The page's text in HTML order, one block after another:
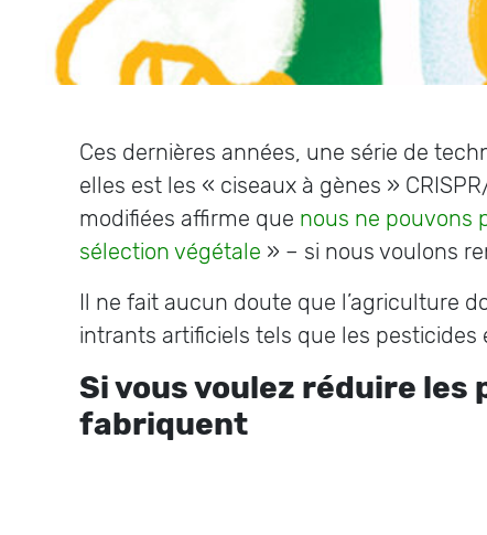
Ces dernières années, une série de
elles est les « ciseaux à gènes »
modifiées affirme que nous ne pouvons
sélection végétale » – si nous voulons
Il ne fait aucun doute que l’agriculture
intrants artificiels tels que les pesticides
Si vous voulez réduire
fabriquent